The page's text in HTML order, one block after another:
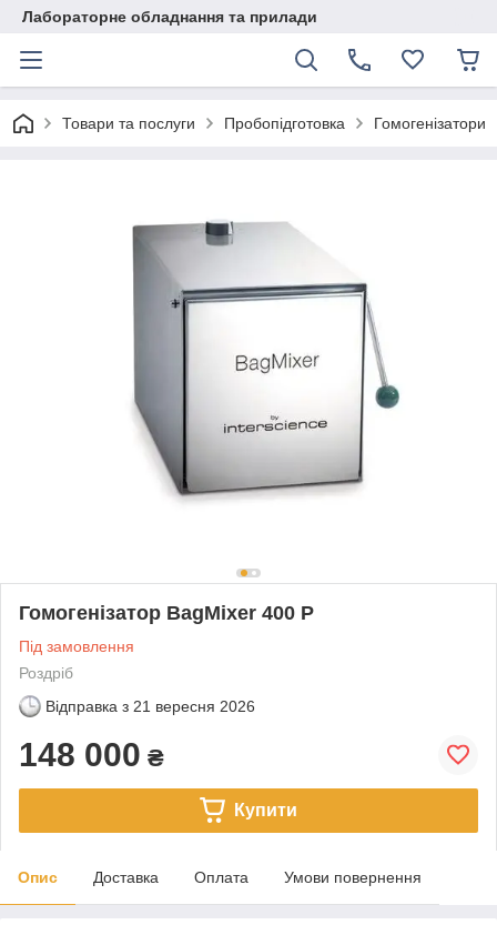
Лабораторне обладнання та прилади
Товари та послуги Пробопідготовка Гомогенізатори
Гомогенізатор BagMixer 400 P
Під замовлення
Роздріб
Відправка з 21 вересня 2026
148 000 ₴
Купити
Опис Доставка Оплата Умови повернення